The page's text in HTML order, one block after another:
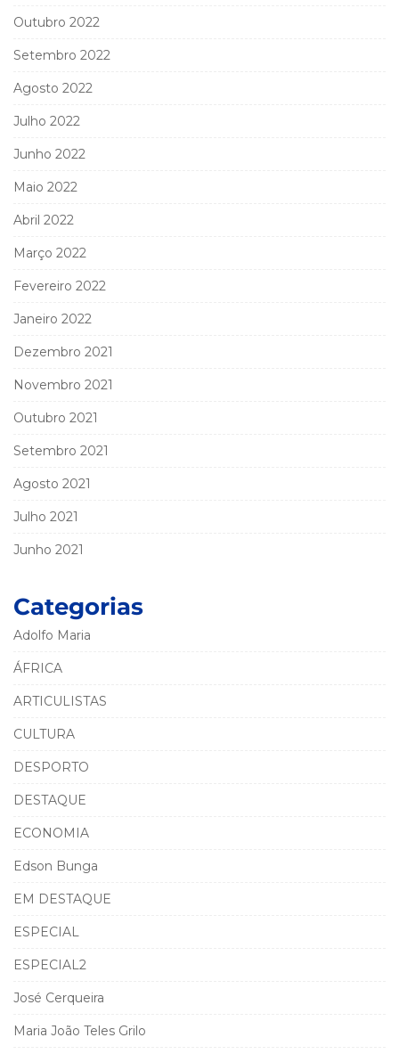
Outubro 2022
Setembro 2022
Agosto 2022
Julho 2022
Junho 2022
Maio 2022
Abril 2022
Março 2022
Fevereiro 2022
Janeiro 2022
Dezembro 2021
Novembro 2021
Outubro 2021
Setembro 2021
Agosto 2021
Julho 2021
Junho 2021
Categorias
Adolfo Maria
ÁFRICA
ARTICULISTAS
CULTURA
DESPORTO
DESTAQUE
ECONOMIA
Edson Bunga
EM DESTAQUE
ESPECIAL
ESPECIAL2
José Cerqueira
Maria João Teles Grilo